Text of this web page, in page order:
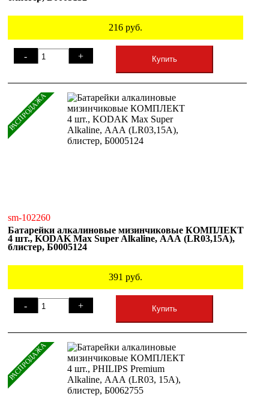
216 руб.
- + Купить
РАСПРОДАЖА
sm-102260
Батарейки алкалиновые мизинчиковые КОМПЛЕКТ
4 шт., KODAK Max Super Alkaline, ААА (LR03,15А),
блистер, Б0005124
391 руб.
- + Купить
РАСПРОДАЖА